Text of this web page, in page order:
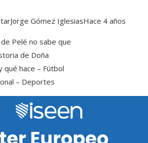
Jorge Gómez IglesiasHace 4 años